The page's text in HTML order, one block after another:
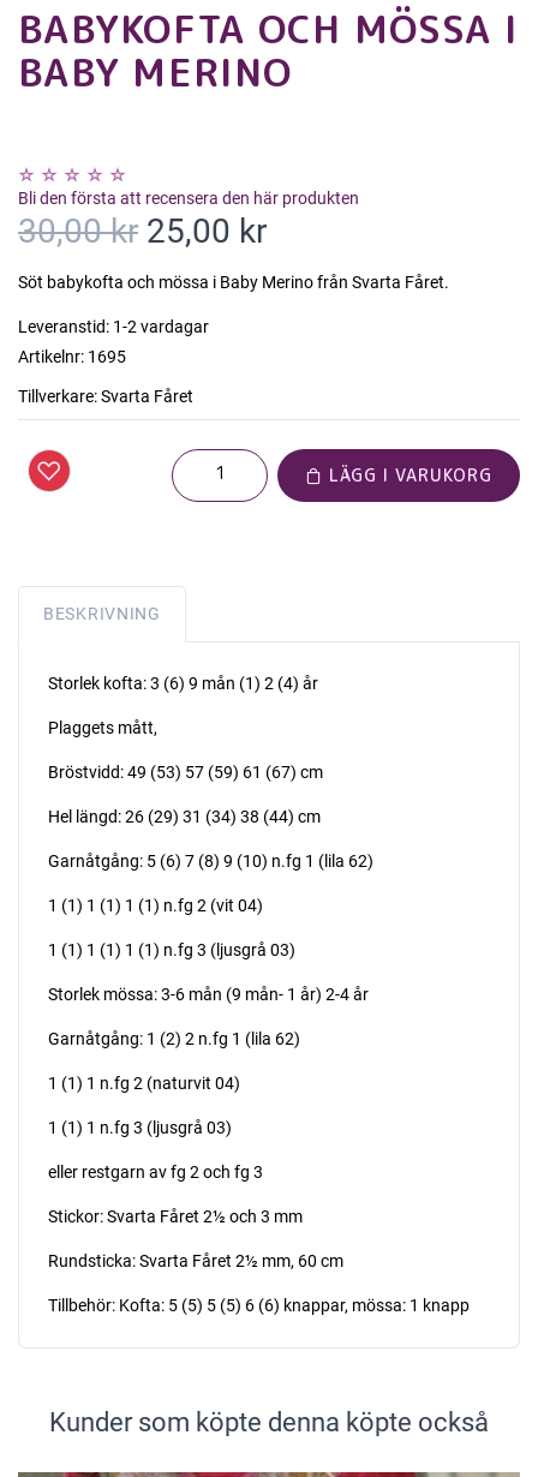
BABYKOFTA OCH MÖSSA I
BABY MERINO
Bli den första att recensera den här produkten
30,00 kr 25,00 kr
Söt babykofta och mössa i Baby Merino från Svarta Fåret.
Leveranstid: 1-2 vardagar
Artikelnr: 1695
Tillverkare:Svarta Fåret
LÄGG I VARUKORG
BESKRIVNING
Storlek kofta: 3 (6) 9 mån (1) 2 (4) år
Plaggets mått,
Bröstvidd: 49 (53) 57 (59) 61 (67) cm
Hel längd: 26 (29) 31 (34) 38 (44) cm
Garnåtgång: 5 (6) 7 (8) 9 (10) n.fg 1 (lila 62)
1 (1) 1 (1) 1 (1) n.fg 2 (vit 04)
1 (1) 1 (1) 1 (1) n.fg 3 (ljusgrå 03)
Storlek mössa: 3-6 mån (9 mån- 1 år) 2-4 år
Garnåtgång: 1 (2) 2 n.fg 1 (lila 62)
1 (1) 1 n.fg 2 (naturvit 04)
1 (1) 1 n.fg 3 (ljusgrå 03)
eller restgarn av fg 2 och fg 3
Stickor: Svarta Fåret 2½ och 3 mm
Rundsticka: Svarta Fåret 2½ mm, 60 cm
Tillbehör: Kofta: 5 (5) 5 (5) 6 (6) knappar, mössa: 1 knapp
Kunder som köpte denna köpte också